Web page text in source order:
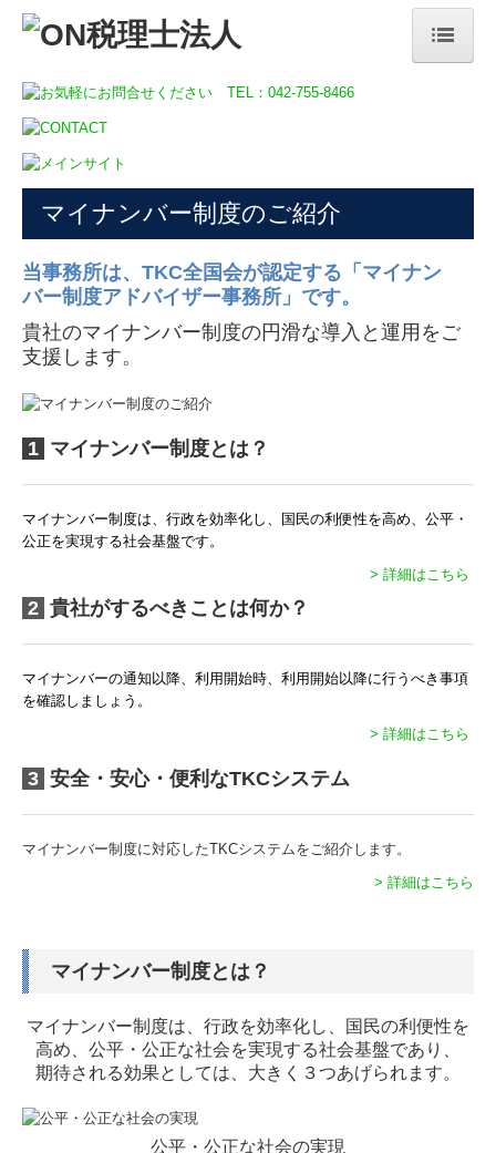
HOME
当事務所のサービス
補助金・助成金・融資情報
関与先向け融資商品ご紹介
TKCモニタリング情報サービス
経営者お役立ち情報
経営革新等支援機関
TKCシステムのご紹介
TKCシステムQ&A
病院・診療所の皆様へ
社会福祉法人の皆様へ
経営アドバイス・コーナー
金融機関の皆様へ
経営改善オンデマンド講座
国の共済制度活用コーナー
個人情報保護方針
マイナンバー制度のご紹介
当事務所は、TKC全国会が認定する「 マイナン
バー制度アドバイザー事務所」 です。
貴社のマイナンバー制度の円滑な導入と運用をご
支援します。
1 マイナンバー制度とは？
マイナンバー制度は、行政を効率化し、国民の利便性を高め、公平・
公正を実現する社会基盤です。
> 詳細はこちら
2 貴社がするべきことは何か？
マイナンバーの通知以降、利用開始時、利用開始以降に行うべき事項
を確認しましょう。
> 詳細はこちら
3 安全・安心・便利なTKCシステム
マイナンバー制度に対応したTKCシステムをご紹介します。
> 詳細はこちら
マイナンバー制度とは？
マイナンバー制度は、行政を効率化し、国民の利便性を
高め、公平・公正な社会を実現する社会基盤であり、
期待される効果としては、大きく３つあげられます。
公平・公正な社会の実現